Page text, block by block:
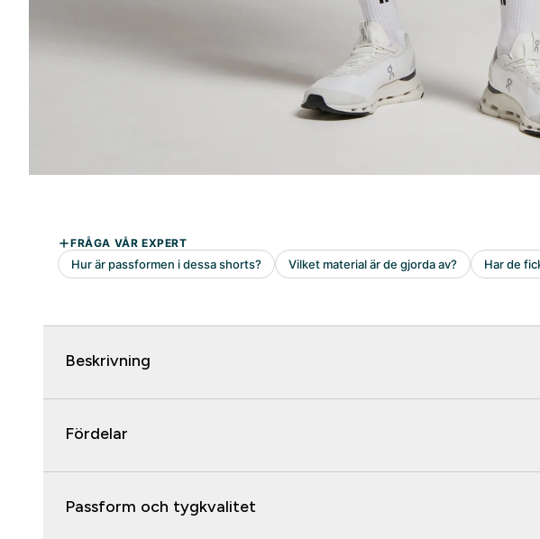
Beskrivning
Fördelar
Passform och tygkvalitet